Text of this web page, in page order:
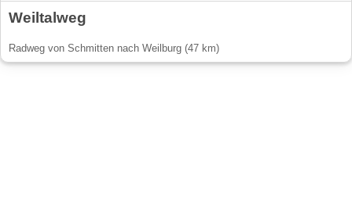
Weiltalweg
Radweg von Schmitten nach Weilburg (47 km)